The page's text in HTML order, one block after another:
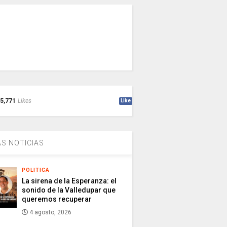
5,771 Likes Like
NOTICIAS
POLITICA
La sirena de la Esperanza: el
sonido de la Valledupar que
queremos recuperar
4 agosto, 2026